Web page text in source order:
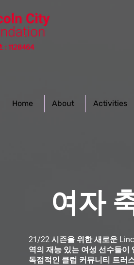
: 1128464
Home About Activities
여자
21/22 시즌을 위한 새로운
역의 재능 있는 여성 선수들이
독점적인 클럽 커뮤니티 트러